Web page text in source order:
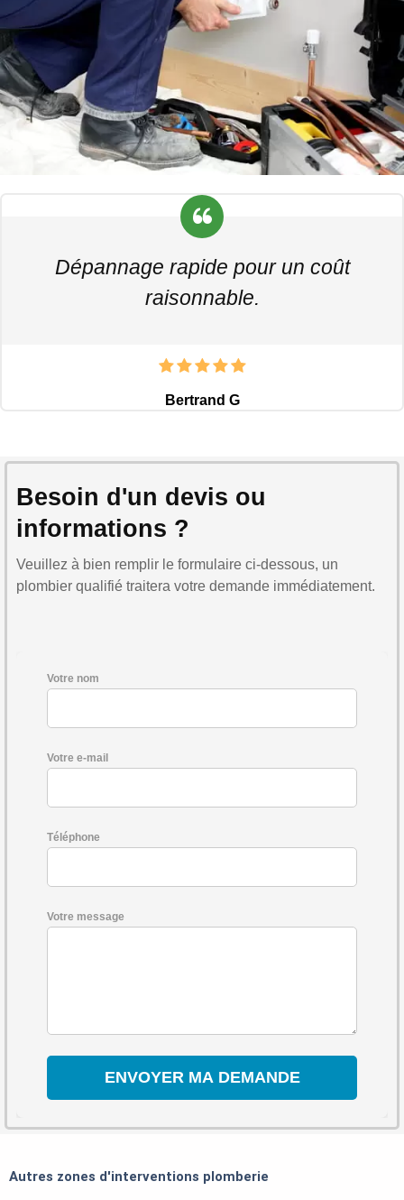
Dépannage rapide pour un coût
raisonnable.
Bertrand G
Besoin d'un devis ou
informations ?
Veuillez à bien remplir le formulaire ci-dessous, un
plombier qualifié traitera votre demande immédiatement.
Votre nom
Votre e-mail
Téléphone
Votre message
Autres zones d'interventions plomberie